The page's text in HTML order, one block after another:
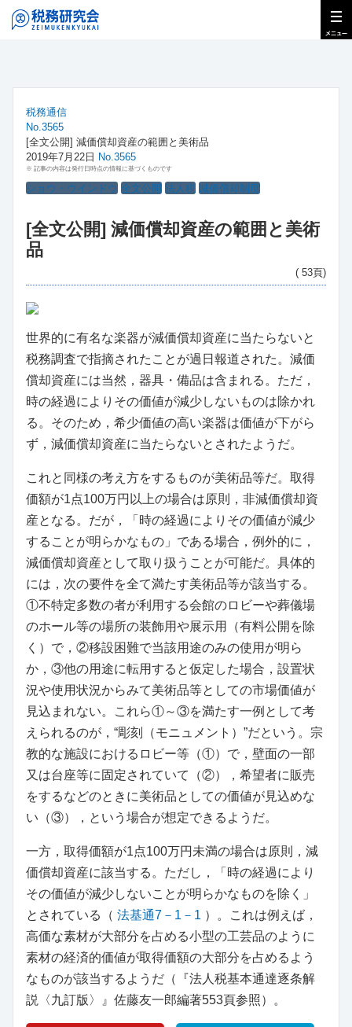
税務通信
No.3565
[全文公開] 減価償却資産の範囲と美術品
2019年7月22日 No.3565
※ 記事の内容は発行日時点の情報に基づくものです
ショウ・ウインドウ 全文公開 法人税 減価償却制度
[全文公開] 減価償却資産の範囲と美術
品
( 53頁)
世界的に有名な楽器が減価償却資産に当たらないと
税務調査で指摘されたことが過日報道された。減価
償却資産には当然，器具・備品は含まれる。ただ，
時の経過によりその価値が減少しないものは除かれ
る。そのため，希少価値の高い楽器は価値が下がら
ず，減価償却資産に当たらないとされたようだ。
これと同様の考え方をするものが美術品等だ。取得
価額が1点100万円以上の場合は原則，非減価償却資
産となる。だが，「時の経過によりその価値が減少
することが明らかなもの」である場合，例外的に，
減価償却資産として取り扱うことが可能だ。具体的
には，次の要件を全て満たす美術品等が該当する。
①不特定多数の者が利用する会館のロビーや葬儀場
のホール等の場所の装飾用や展示用（有料公開を除
く）で，②移設困難で当該用途のみの使用が明ら
か，③他の用途に転用すると仮定した場合，設置状
況や使用状況からみて美術品等としての市場価値が
見込まれない。これら①～③を満たす一例として考
えられるのが，“彫刻（モニュメント）”だという。宗
教的な施設におけるロビー等（①）で，壁面の一部
又は台座等に固定されていて（②），希望者に販売
をするなどのときに美術品としての価値が見込めな
い（③），という場合が想定できるようだ。
一方，取得価額が1点100万円未満の場合は原則，減
価償却資産に該当する。ただし，「時の経過により
その価値が減少しないことが明らかなものを除く」
とされている（ 法基通7－1－1 ）。これは例えば，
高価な素材が大部分を占める小型の工芸品のように
素材の経済的価値が取得価額の大部分を占めるよう
なものが該当するようだ（『法人税基本通達逐条解
説〈九訂版〉』佐藤友一郎編著553頁参照）。